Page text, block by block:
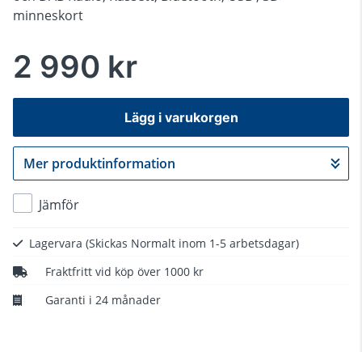
minneskort
2 990 kr
Lägg i varukorgen
Gå till kassan
Mer produktinformation
Jämför
Lagervara (Skickas Normalt inom 1-5 arbetsdagar)
Fraktfritt vid köp över 1000 kr
Garanti i 24 månader